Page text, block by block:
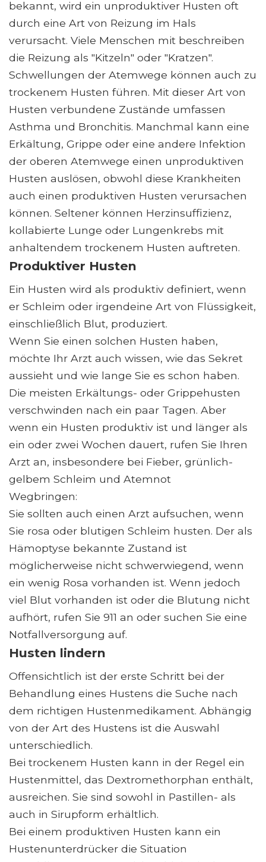
bekannt, wird ein unproduktiver Husten oft
durch eine Art von Reizung im Hals
verursacht. Viele Menschen mit beschreiben
die Reizung als "Kitzeln" oder "Kratzen".
Schwellungen der Atemwege können auch zu
trockenem Husten führen. Mit dieser Art von
Husten verbundene Zustände umfassen
Asthma und Bronchitis. Manchmal kann eine
Erkältung, Grippe oder eine andere Infektion
der oberen Atemwege einen unproduktiven
Husten auslösen, obwohl diese Krankheiten
auch einen produktiven Husten verursachen
können. Seltener können Herzinsuffizienz,
kollabierte Lunge oder Lungenkrebs mit
anhaltendem trockenem Husten auftreten.
Produktiver Husten
Ein Husten wird als produktiv definiert, wenn
er Schleim oder irgendeine Art von Flüssigkeit,
einschließlich Blut, produziert.
Wenn Sie einen solchen Husten haben,
möchte Ihr Arzt auch wissen, wie das Sekret
aussieht und wie lange Sie es schon haben.
Die meisten Erkältungs- oder Grippehusten
verschwinden nach ein paar Tagen. Aber
wenn ein Husten produktiv ist und länger als
ein oder zwei Wochen dauert, rufen Sie Ihren
Arzt an, insbesondere bei Fieber, grünlich-
gelbem Schleim und Atemnot
Wegbringen:
Sie sollten auch einen Arzt aufsuchen, wenn
Sie rosa oder blutigen Schleim husten. Der als
Hämoptyse bekannte Zustand ist
möglicherweise nicht schwerwiegend, wenn
ein wenig Rosa vorhanden ist. Wenn jedoch
viel Blut vorhanden ist oder die Blutung nicht
aufhört, rufen Sie 911 an oder suchen Sie eine
Notfallversorgung auf.
Husten lindern
Offensichtlich ist der erste Schritt bei der
Behandlung eines Hustens die Suche nach
dem richtigen Hustenmedikament. Abhängig
von der Art des Hustens ist die Auswahl
unterschiedlich.
Bei trockenem Husten kann in der Regel ein
Hustenmittel, das Dextromethorphan enthält,
ausreichen. Sie sind sowohl in Pastillen- als
auch in Sirupform erhältlich.
Bei einem produktiven Husten kann ein
Hustenunterdrücker die Situation